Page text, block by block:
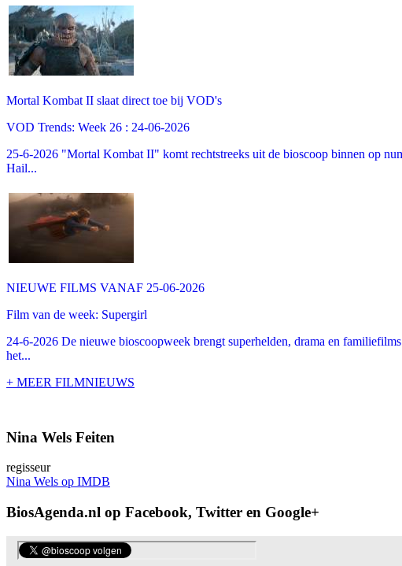
Mortal Kombat II slaat direct toe bij VOD's
VOD Trends: Week 26 : 24-06-2026
25-6-2026 "Mortal Kombat II" komt rechtstreeks uit de bioscoop binnen op
Hail...
NIEUWE FILMS VANAF 25-06-2026
Film van de week: Supergirl
24-6-2026 De nieuwe bioscoopweek brengt superhelden, drama en
het...
+ MEER FILMNIEUWS
Nina Wels Feiten
regisseur
Nina Wels op IMDB
BiosAgenda.nl op Facebook, Twitter en Google+